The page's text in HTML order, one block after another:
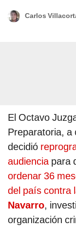
Carlos
El Octavo
Preparatoria, a
decidió
audienciapara
ordenar 36
del país contra
Navarro,
organización